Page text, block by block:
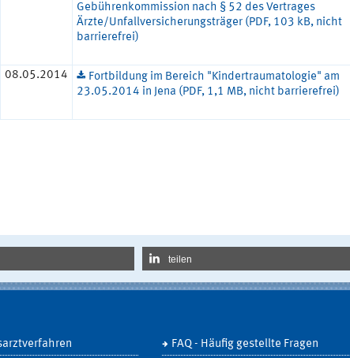
Gebührenkommission nach § 52 des Vertrages
Ärzte/Unfallversicherungsträger (PDF, 103 kB, nicht
barrierefrei)
08.05.2014
Fortbildung im Bereich "Kindertraumatologie" am
23.05.2014 in Jena (PDF, 1,1 MB, nicht barrierefrei)
teilen
FAQ - Häufig gestellte Fragen